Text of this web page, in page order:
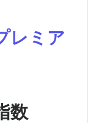
レミア
数